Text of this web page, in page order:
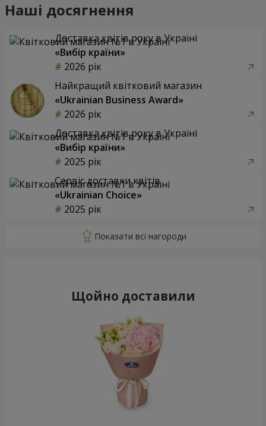
Наші досягнення
Доставка квітів року в Україні
«Вибір країни»
2026 рік
Найкращий квітковий магазин
«Ukrainian Business Award»
2026 рік
Доставка квітів року в Україні
«Вибір країни»
2025 рік
Сервіс доставки квітів
«Ukrainian Choice»
2025 рік
Щойно доставили